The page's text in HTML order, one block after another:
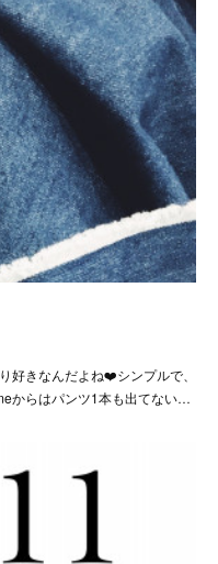
好きなんだよね❤️シンプルで、
からはパンツ1本も出てない…